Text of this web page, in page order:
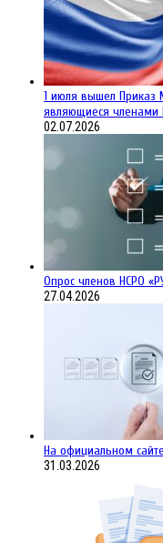
1 июля вышел Приказ
являющиеся членами
02.07.2026
Опрос членов НСРО
27.04.2026
На официальном
31.03.2026